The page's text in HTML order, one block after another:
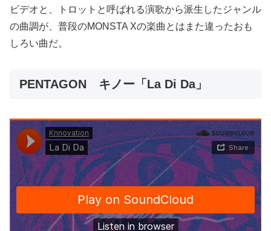
ビデオと、トロットと呼ばれる演歌から派生したジャンル
の曲調が、普段のMONSTA Xの楽曲とはまた違ったおも
しろい曲だ。
PENTAGON キノー「La Di Da」